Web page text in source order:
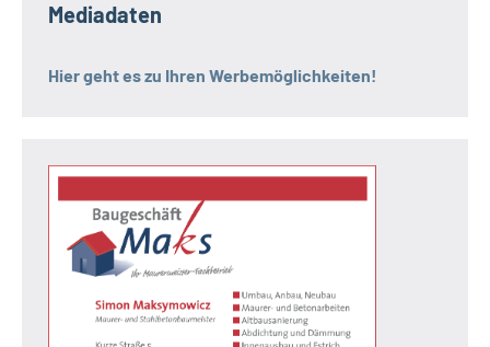
Mediadaten
Hier geht es zu Ihren Werbemöglichkeiten!